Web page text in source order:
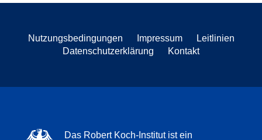
Nutzungsbedingungen Impressum
Leitlinien
Datenschutzerklärung
Kontakt
Das Robert Koch-Institut ist ein